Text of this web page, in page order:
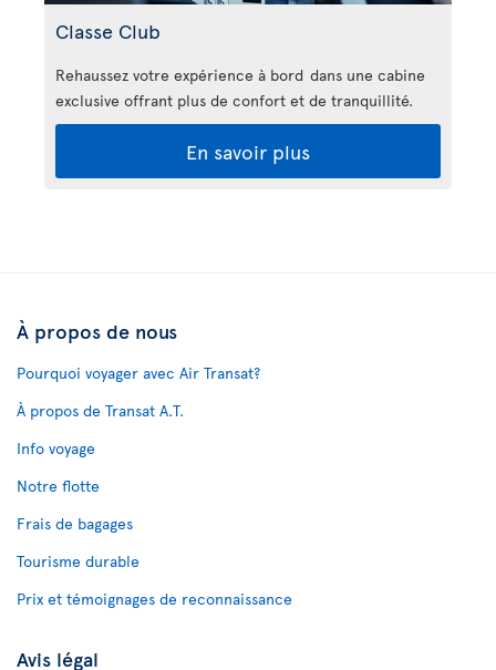
Classe Club
Rehaussez votre expérience à bord dans une cabine
exclusive offrant plus de confort et de tranquillité.
En savoir plus
À propos de nous
Pourquoi voyager avec Air Transat?
À propos de Transat A.T.
Info voyage
Notre flotte
Frais de bagages
Tourisme durable
Prix et témoignages de reconnaissance
Avis légal